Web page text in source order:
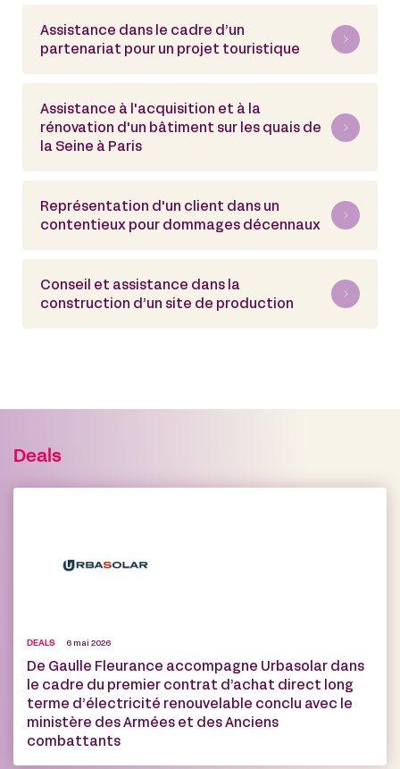
Assistance dans le cadre d’un
partenariat pour un projet touristique
Assistance à l'acquisition et à la
rénovation d'un bâtiment sur les quais de
la Seine à Paris
Représentation d'un client dans un
contentieux pour dommages décennaux
Conseil et assistance dans la
construction d’un site de production
Deals
DEALS 6 mai 2026
De Gaulle Fleurance accompagne Urbasolar dans
le cadre du premier contrat d’achat direct long
terme d’électricité renouvelable conclu avec le
ministère des Armées et des Anciens
combattants